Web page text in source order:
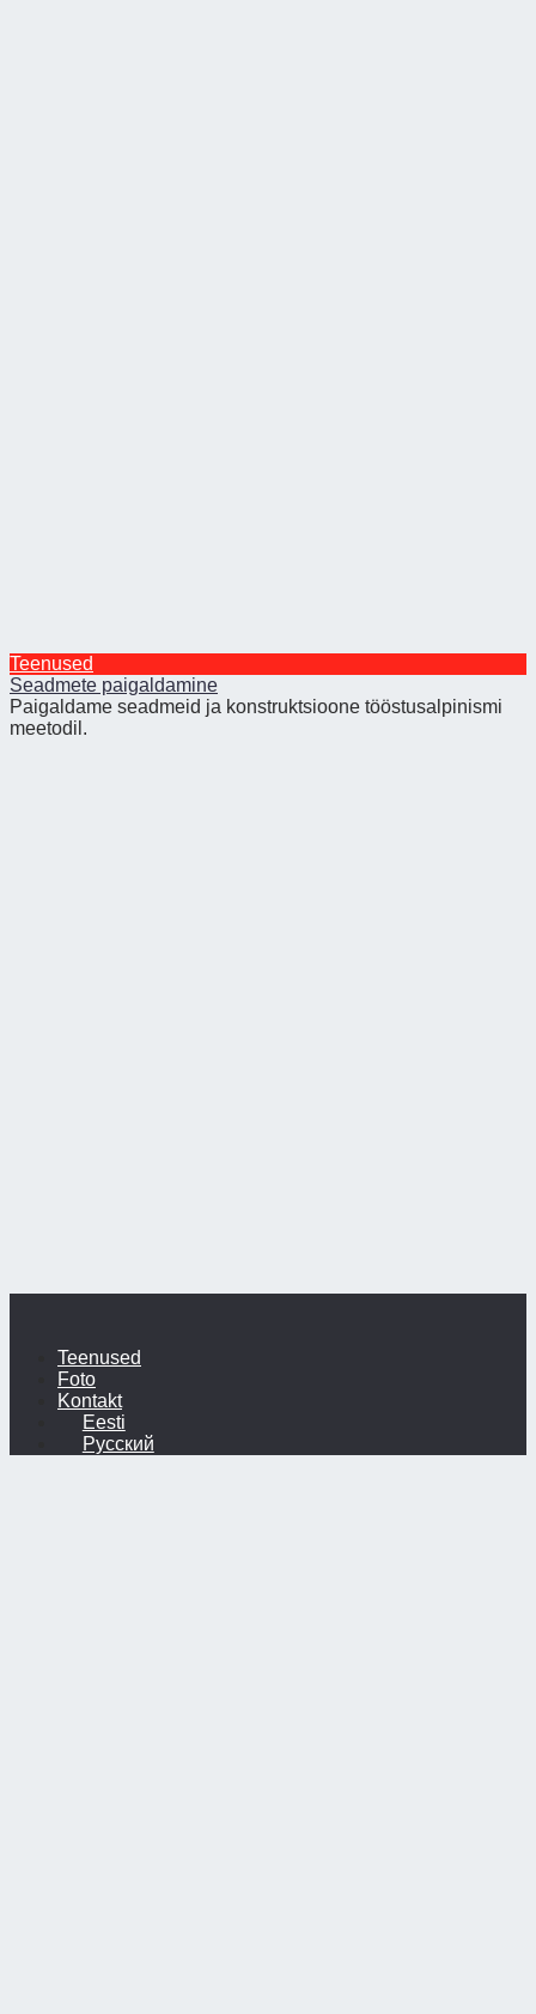
Teenused
Seadmete paigaldamine
Paigaldame seadmeid ja konstruktsioone tööstusalpinismi
meetodil.
Teenused
Foto
Kontakt
Eesti
Русский